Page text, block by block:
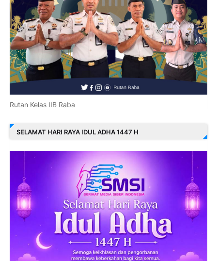
Rutan Kelas IIB Raba
SELAMAT HARI RAYA IDUL ADHA 1447 H